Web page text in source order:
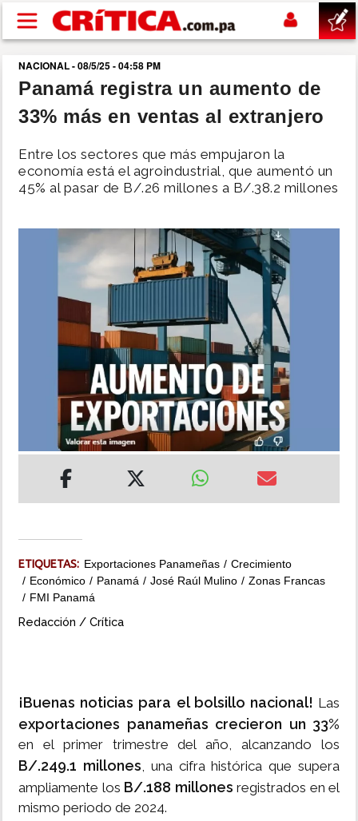
Pasar al contenido principal
buscar
SUCESOS
NACIONAL
DEPORTES
MULTIMEDIA
IMPRESO
NACIONAL - 08/5/25 - 04:58 PM
Panamá registra un aumento de
33% más en ventas al extranjero
Entre los sectores que más empujaron la
economía está el agroindustrial, que aumentó un
45% al pasar de B/.26 millones a B/.38.2 millones
ETIQUETAS: Exportaciones Panameñas
Crecimiento
Económico
Panamá José Raúl Mulino
Zonas Francas
FMI Panamá
Redacción / Crítica
¡Buenas noticias para el bolsillo nacional! Las
exportaciones panameñas crecieron un 33%
en el primer trimestre del año, alcanzando los
B/.249.1 millones, una cifra histórica que supera
ampliamente los B/.188 millones registrados en el
mismo periodo de 2024.